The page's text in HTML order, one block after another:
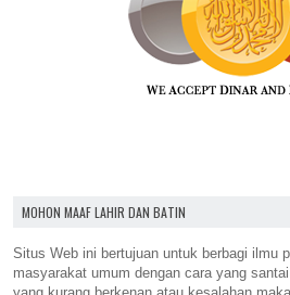
MOHON MAAF LAHIR DAN BATIN
Situs Web ini bertujuan untuk berbagi ilmu
masyarakat umum dengan cara yang